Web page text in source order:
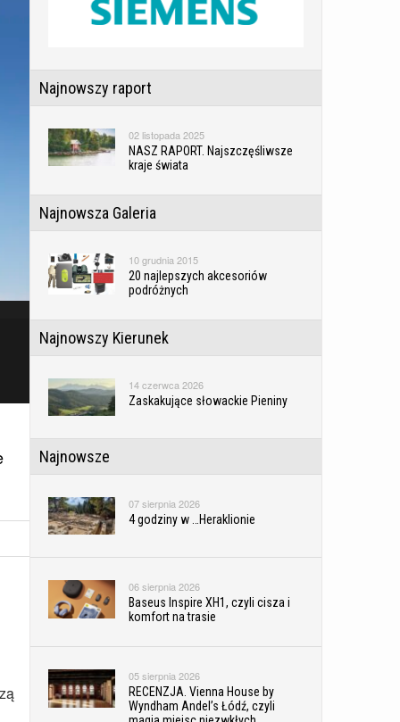
Najnowszy raport
02 listopada 2025
NASZ RAPORT. Najszczęśliwsze
kraje świata
Najnowsza Galeria
10 grudnia 2015
20 najlepszych akcesoriów
podróżnych
Najnowszy Kierunek
14 czerwca 2026
Zaskakujące słowackie Pieniny
Najnowsze
07 sierpnia 2026
4 godziny w …Heraklionie
06 sierpnia 2026
Baseus Inspire XH1, czyli cisza i
komfort na trasie
05 sierpnia 2026
RECENZJA. Vienna House by
Wyndham Andel’s Łódź, czyli